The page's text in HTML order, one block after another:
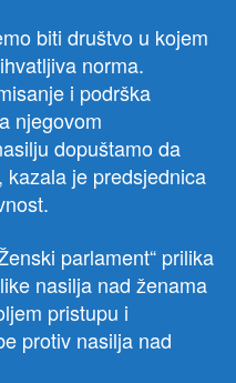
biti društvo u kojem
norma.
i podrška
njegovom
dopuštamo da
kazala je predsjednica
parlament“ prilika
nasilja nad ženama
pristupu i
protiv nasilja nad